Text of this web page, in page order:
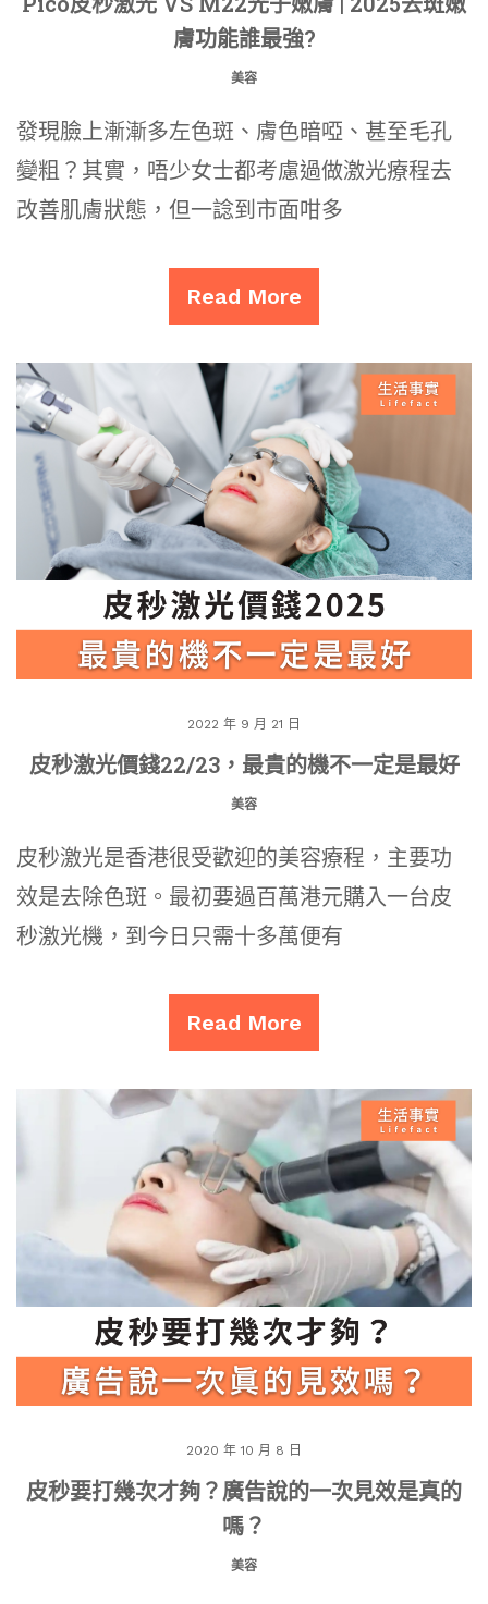
膚功能誰最強?
美容
發現臉上漸漸多左色斑、膚色暗啞、甚至毛孔
變粗？其實，唔少女士都考慮過做激光療程去
改善肌膚狀態，但一諗到市面咁多
Read More
2022 年 9 月 21 日
皮秒激光價錢22/23，最貴的機不一定是最好
美容
皮秒激光是香港很受歡迎的美容療程，主要功
效是去除色斑。最初要過百萬港元購入一台皮
秒激光機，到今日只需十多萬便有
Read More
2020 年 10 月 8 日
皮秒要打幾次才夠？廣告說的一次見效是真的
嗎？
美容